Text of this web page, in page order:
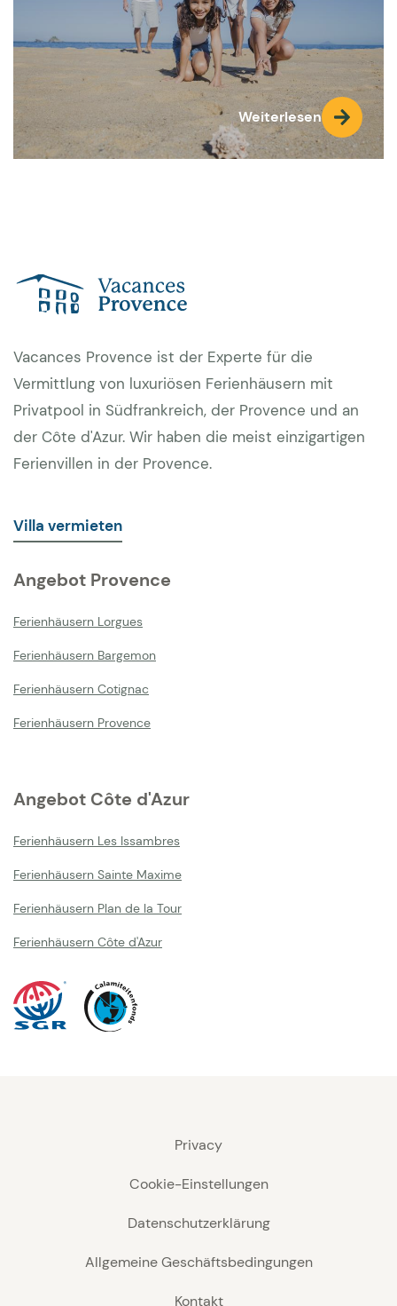
Weiterlesen
Vacances Provence ist der Experte für die
Vermittlung von luxuriösen Ferienhäusern mit
Privatpool in Südfrankreich, der Provence und an
der Côte d'Azur. Wir haben die meist einzigartigen
Ferienvillen in der Provence.
Villa vermieten
Angebot Provence
Ferienhäusern Lorgues
Ferienhäusern Bargemon
Ferienhäusern Cotignac
Ferienhäusern Provence
Angebot Côte d'Azur
Ferienhäusern Les Issambres
Ferienhäusern Sainte Maxime
Ferienhäusern Plan de la Tour
Ferienhäusern Côte d'Azur
Privacy
Cookie-Einstellungen
Datenschutzerklärung
Allgemeine Geschäftsbedingungen
Kontakt